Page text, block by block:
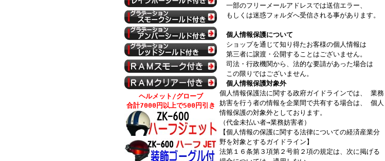
ヘルメット/グローブ
合計7000円以上で500円引き
一部のフリーメールアドレスでは送信エラー、
もしくは迷惑フォルダへ受信される事があります。
個人情報保護について
ショップを通じて知り得たお客様の個人情報は
第三者に譲渡・公開することはございません。
司法・行政機関から、法的な要請があった場合は
この限りではございません。
個人情報保護対象外
個人情報保護法に関する政府ガイドラインでは、 業務
妨害を行う者の情報を企業間で共有する場合は、 個人
情報保護の対象外としております。
（代金未払い者→業務妨害者）
【個人情報の保護に関する法律についての経済産業分
野を対象とするガイドライン】
法第１６条第３項第２号前２項の規定は、次に掲げる